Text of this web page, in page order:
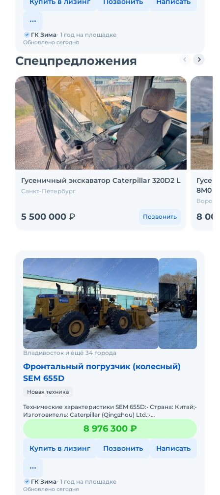
Обновлено сегодня
ГК Зима 1 год на площадке
Спецпредложения
Гусеничный экскаватор Caterpillar 320D2 L
Санкт-Петербург
5 500 000 ₽ Позвонить
8M0
8
Владивосток и ещё 34 города
Фронтальный погрузчик (колесный)
SEM 655D
Новая техника
Технические характеристики SEM 655D:• Страна: Китай;•
Изготовитель: Caterpillar (Qingzhou) Ltd.;•
Грузоподъемность: 5000 кг;• Объем ковша: 3
8 976 300 ₽
Купить в лизинг Позвонить Написать
Обновлено сегодня
ГК Зима 1 год на площадке